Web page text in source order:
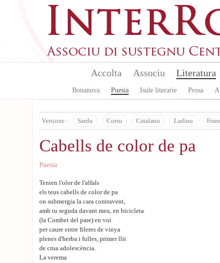
Accolta Associu Literatura
Bonanova Puesia Isule literarie Prosa
Versione : Sardu Corsu Catalanu Ladinu
Cabells de color de pa
Puesia
Tenien l'olor de l'alfals
els teus cabells de color de pa
on submergia la cara contravent,
amb tu seguda davant meu, en bicicleta
(la Combet del pare) en voi
per caure entre fileres de vinya
plenes d'herba i fulles, primer llit
de crua adolescència.
La verema